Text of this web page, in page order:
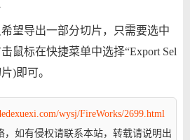
导出一部分切片，只需要选中
鼠标在快捷菜单中选择“Export Sel
)即可。
wysj/FireWorks/2699.html
，如有侵权请联系本站，转载请说明出